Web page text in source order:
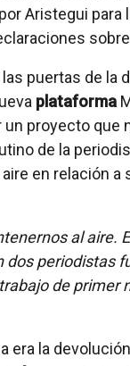
Aristegui para
puertas de la
plataforma
proyecto que
de la
en relación a
al aire.
dos periodistas
de primer
era la